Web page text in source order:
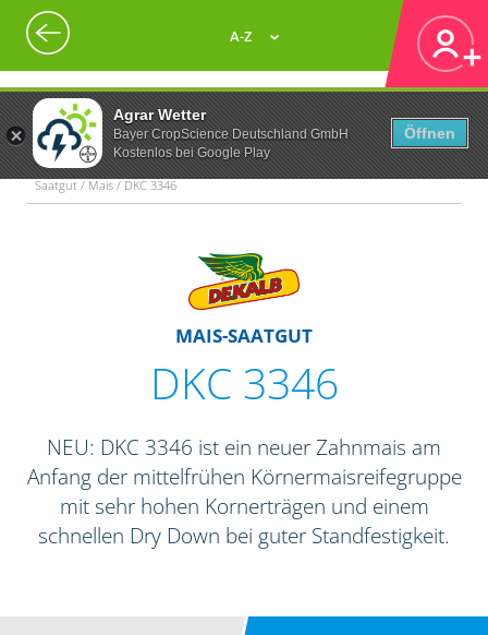
Agrar Wetter
Bayer CropScience Deutschland GmbH
Kostenlos bei Google Play
Öffnen
A-Z
Saatgut / Mais / DKC 3346
MAIS-SAATGUT
DKC 3346
NEU: DKC 3346 ist ein neuer Zahnmais am
Anfang der mittelfrühen Körnermaisreifegruppe
mit sehr hohen Kornerträgen und einem
schnellen Dry Down bei guter Standfestigkeit.